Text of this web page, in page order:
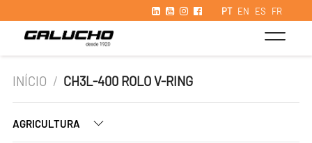
PT EN ES FR
INÍCIO / CH3L-400 ROLO V-RING
AGRICULTURA